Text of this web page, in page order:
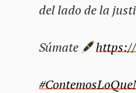
del lado de la
Súmate